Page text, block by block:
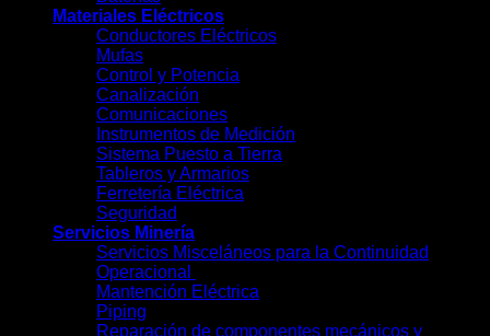
Materiales Eléctricos
Conductores Eléctricos
Mufas
Control y Potencia
Canalización
Comunicaciones
Instrumentos de Medición
Sistema Puesto a Tierra
Tableros y Armarios
Ferretería Eléctrica
Seguridad
Servicios Minería
Servicios Misceláneos para la Continuidad
Operacional
Mantención Eléctrica
Piping
Reparación de componentes mecánicos y